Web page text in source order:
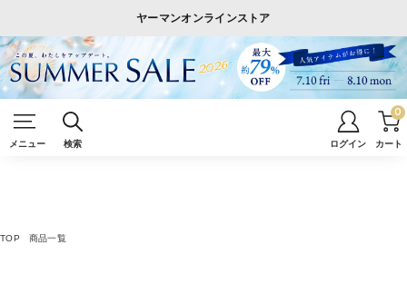
ヤーマンオンラインストア
メニュー 検索 ログイン カート
0
TOP 商品一覧